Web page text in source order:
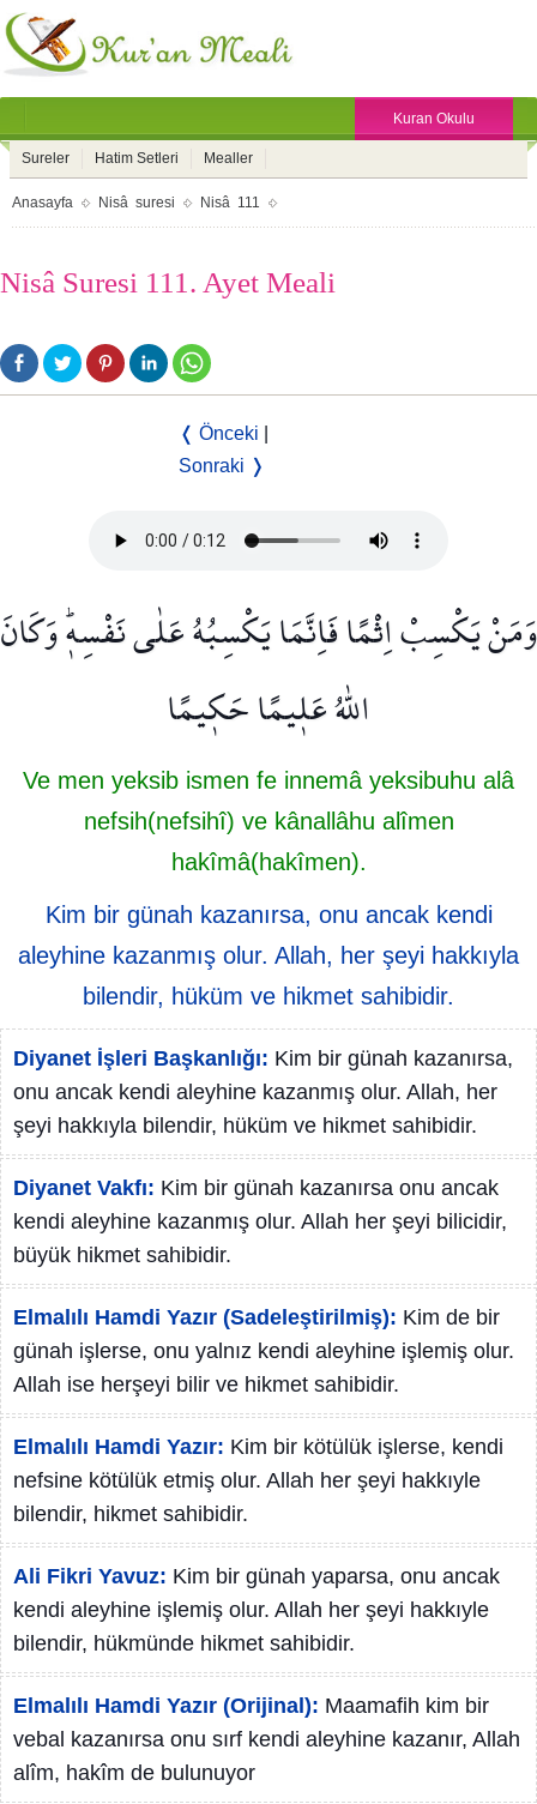
Kuran Okulu
Sureler Hatim Setleri Mealler
Anasayfa Nisâ suresi Nisâ 111
Nisâ Suresi 111. Ayet Meali
❬ Önceki
Sonraki ❭
وَمَنْ يَكْسِبْ اِثْمًا فَاِنَّمَا يَكْسِبُهُ عَلٰى نَفْسِه۪ۜ وَكَانَ
اللّٰهُ عَل۪يمًا حَك۪يمًا
Ve men yeksib ismen fe innemâ yeksibuhu alâ
nefsih(nefsihî) ve kânallâhu alîmen
hakîmâ(hakîmen).
Kim bir günah kazanırsa, onu ancak kendi
aleyhine kazanmış olur. Allah, her şeyi hakkıyla
bilendir, hüküm ve hikmet sahibidir.
Diyanet İşleri Başkanlığı: Kim bir günah kazanırsa,
onu ancak kendi aleyhine kazanmış olur. Allah, her
şeyi hakkıyla bilendir, hüküm ve hikmet sahibidir.
Diyanet Vakfı: Kim bir günah kazanırsa onu ancak
kendi aleyhine kazanmış olur. Allah her şeyi bilicidir,
büyük hikmet sahibidir.
Elmalılı Hamdi Yazır (Sadeleştirilmiş): Kim de bir
günah işlerse, onu yalnız kendi aleyhine işlemiş olur.
Allah ise herşeyi bilir ve hikmet sahibidir.
Elmalılı Hamdi Yazır: Kim bir kötülük işlerse, kendi
nefsine kötülük etmiş olur. Allah her şeyi hakkıyle
bilendir, hikmet sahibidir.
Ali Fikri Yavuz: Kim bir günah yaparsa, onu ancak
kendi aleyhine işlemiş olur. Allah her şeyi hakkıyle
bilendir, hükmünde hikmet sahibidir.
Elmalılı Hamdi Yazır (Orijinal): Maamafih kim bir
vebal kazanırsa onu sırf kendi aleyhine kazanır, Allah
alîm, hakîm de bulunuyor